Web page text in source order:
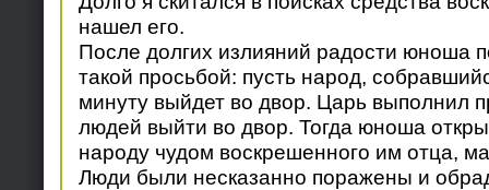
нашел его.
После долгих излияний радости юноша
такой просьбой: пусть народ,
минуту выйдет во двор. Царь выполнил
людей выйти во двор. Тогда юноша
народу чудом воскрешенного им отца,
Люди были несказанно поражены и